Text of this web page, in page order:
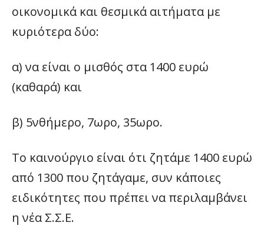
οικονομικά και θεσμικά αιτήματα με
κυριότερα δύο:
α) να είναι ο μισθός στα 1400 ευρώ
(καθαρά) και
β) 5νθήμερο, 7ωρο, 35ωρο.
Το καινούργιο είναι ότι ζητάμε 1400 ευρώ
από 1300 που ζητάγαμε, συν κάποιες
ειδικότητες που πρέπει να περιλαμβάνει
η νέα Σ.Σ.Ε.